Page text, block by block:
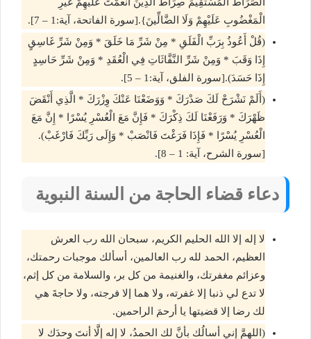
الْمَغْضُوبِ عَلَيْهِمْ وَلَا الضَّالِّينَ}.[سورة الفاتحة، آية:1 – 7].
(قُلْ أَعُوذُ بِرَبِّ الْفَلَقِ * مِنْ شَرِّ مَا خَلَقَ * وَمِنْ شَرِّ غَاسِقٍ
إِذَا وَقَبَ * وَمِنْ شَرِّ النَّفَّاثَاتِ فِي الْعُقَدِ * وَمِنْ شَرِّ حَاسِدٍ
إِذَا حَسَدَ).[سورة الفلق، آية:1 – 5].
(أَلَمْ نَشْرَحْ لَكَ صَدْرَكَ * وَوَضَعْنَا عَنْكَ وِزْرَكَ * الَّذِي أَنْقَضَ
ظَهْرَكَ * وَرَفَعْنَا لَكَ ذِكْرَكَ * فَإِنَّ مَعَ الْعُسْرِ يُسْرًا * إِنَّ مَعَ
الْعُسْرِ يُسْرًا * فَإِذَا فَرَغْتَ فَانْصَبْ * وَإِلَى رَبِّكَ فَارْغَبْ).
[سورة الشرح، آية: 1 – 8].
دعاء قضاء الحاجة من السنة النبوية
لا إله إلا الله الحليم الكريم، سبحان الله رب العرش
العظيم، الحمد لله رب العالمين، أسألك موجبات رحمتك،
وعزائم مغفرتك، والغنيمة من كل بر، والسلامة من كل إثم،
لا تدع لي ذنبا إلا غفرته، ولا هما إلا فرجته، ولا حاجةَ هي
لك رضا إلا قضيتها يا أرحمَ الراحمين.
(اللهمَّ إني أسالُك بأنَّ لك الحمدُ، لا إله إلَّا أنتَ وحدَك لا